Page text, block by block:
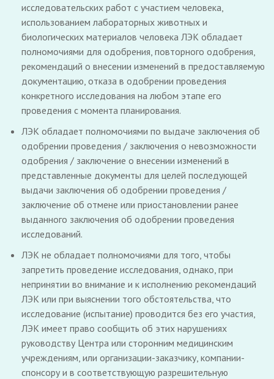
исследовательских работ с участием человека,
использованием лабораторных животных и
биологических материалов человека ЛЭК обладает
полномочиями для одобрения, повторного одобрения,
рекомендаций о внесении изменений в предоставляемую
документацию, отказа в одобрении проведения
конкретного исследования на любом этапе его
проведения с момента планирования.
ЛЭК обладает полномочиями по выдаче заключения об
одобрении проведения / заключения о невозможности
одобрения / заключение о внесении изменений в
представленные документы для целей последующей
выдачи заключения об одобрении проведения /
заключение об отмене или приостановлении ранее
выданного заключения об одобрении проведения
исследований.
ЛЭК не обладает полномочиями для того, чтобы
запретить проведение исследования, однако, при
непринятии во внимание и к исполнению рекомендаций
ЛЭК или при выяснении того обстоятельства, что
исследование (испытание) проводится без его участия,
ЛЭК имеет право сообщить об этих нарушениях
руководству Центра или сторонним медицинским
учреждениям, или организации-заказчику, компании-
спонсору и в соответствующую разрешительную